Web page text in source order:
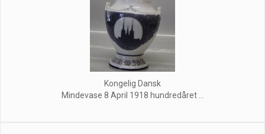
Kongelig Dansk
Mindevase 8 April 1918 hundredåret ...